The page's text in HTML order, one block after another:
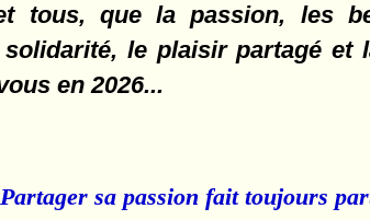
tous, que la passion, les
solidarité, le plaisir partagé et
en 2026...
sa passion fait toujours